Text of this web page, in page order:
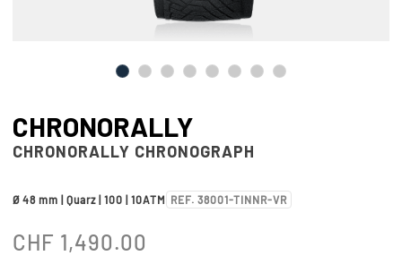
CHRONORALLY
CHRONORALLY CHRONOGRAPH
Ø 48 mm | Quarz | 100 | 10ATM REF. 38001-TINNR-VR
CHF 1,490.00